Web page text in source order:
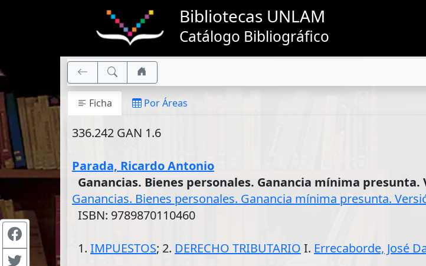
Bibliotecas UNLAM
Catálogo Bibliográfico
Ficha Por Áreas
336.242 GAN 1.6
Parada, Ricardo Antonio
Ganancias. Bienes personales. Ganancia mínima presunta.
Ganancias. Bienes personales. Ganancia mínima presunta.
ISBN: 9789870110460
1. IMPUESTOS; 2. DERECHO TRIBUTARIO I. Errecaborde, José